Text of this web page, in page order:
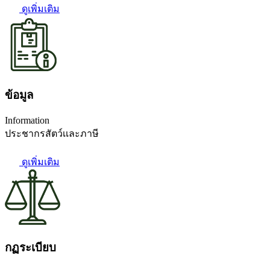
ดูเพิ่มเติม
ข้อมูล
Information
ประชากรสัตว์เเละภาษี
ดูเพิ่มเติม
กฏระเบียบ